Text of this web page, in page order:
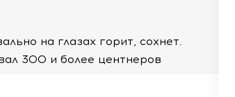
на глазах горит, сохнет.
300 и более центнеров